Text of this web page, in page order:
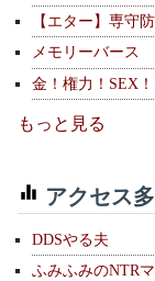
【エター】専守
メモリーバース
金！権力！SEX
もっと見る
アクセス
DDSやる夫
ふみふみのNTR